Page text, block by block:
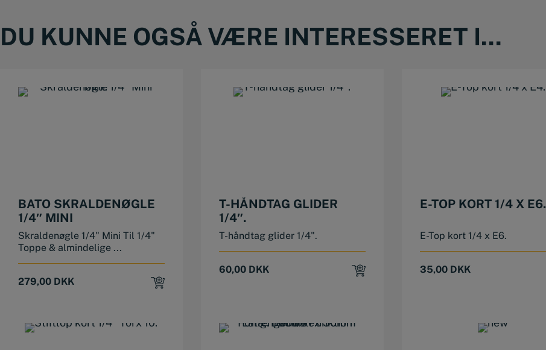
DU KUNNE OGSÅ VÆRE INTERESSERET I...
BATO SKRALDENØGLE
1/4″ MINI
Skraldenøgle 1/4" Mini Til 1/4"
Toppe & almindelige ...
279,00 DKK
T-HÅNDTAG GLIDER
1/4″.
T-håndtag glider 1/4".
60,00 DKK
E-TOP KORT 1/4 X E6.
E-Top kort 1/4 x E6.
35,00 DKK